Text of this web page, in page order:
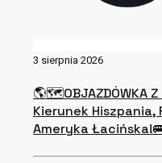
3 sierpnia 2026
🌎🗺OBJAZDÓWKA Z
Kierunek Hiszpania,
Ameryka